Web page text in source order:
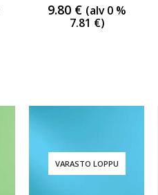
9.80 € (alv 0 %
7.81 €)
VARASTO LOPPU